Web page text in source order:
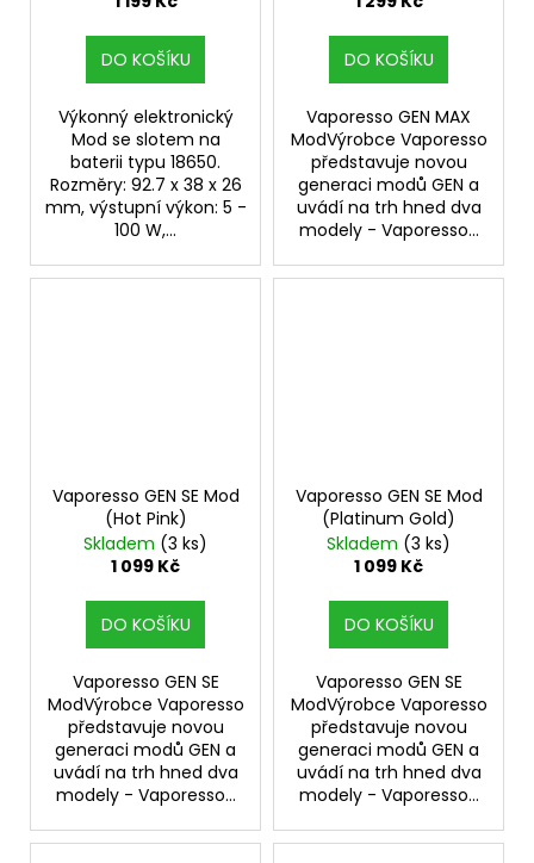
DO KOŠÍKU
Výkonný elektronický
Mod se slotem na
baterii typu 18650.
Rozměry: 92.7 x 38 x 26
mm, výstupní výkon: 5 -
100 W,...
DO KOŠÍKU
Vaporesso GEN MAX
ModVýrobce Vaporesso
představuje novou
generaci modů GEN a
uvádí na trh hned dva
modely - Vaporesso...
Vaporesso GEN SE Mod
(Hot Pink)
Skladem (3 ks)
1 099 Kč
DO KOŠÍKU
Vaporesso GEN SE
ModVýrobce Vaporesso
představuje novou
generaci modů GEN a
uvádí na trh hned dva
modely - Vaporesso...
Vaporesso GEN SE Mod
(Platinum Gold)
Skladem (3 ks)
1 099 Kč
DO KOŠÍKU
Vaporesso GEN SE
ModVýrobce Vaporesso
představuje novou
generaci modů GEN a
uvádí na trh hned dva
modely - Vaporesso...